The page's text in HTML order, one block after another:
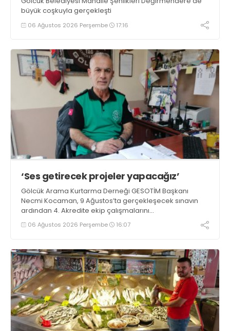
büyük coşkuyla gerçekleşti
06 Ağustos 2026 Perşembe 17:16
‘Ses getirecek projeler yapacağız’
Gölcük Arama Kurtarma Derneği GESOTİM Başkanı
Necmi Kocaman, 9 Ağustos’ta gerçekleşecek sınavın
ardından 4. Akredite ekip çalışmalarını
tamamlayacaklarını ifade ederek açıklamalarda
bulundu. Kocaman, “Gölcük’te ve Kocaeli genelinde ses
06 Ağustos 2026 Perşembe 16:07